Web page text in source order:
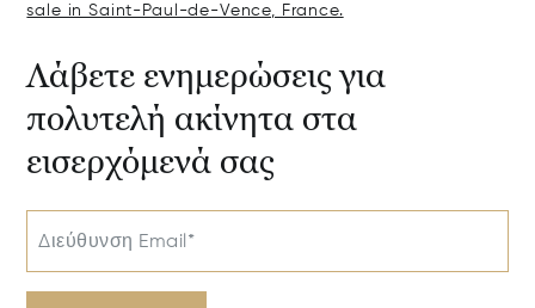
sale in Saint-Paul-de-Vence, France.
Λάβετε ενημερώσεις για
πολυτελή ακίνητα στα
εισερχόμενά σας
Διεύθυνση Email*